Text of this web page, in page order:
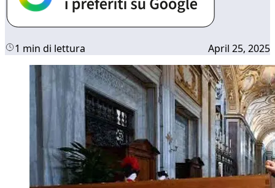
1 min di lettura April 25, 2025